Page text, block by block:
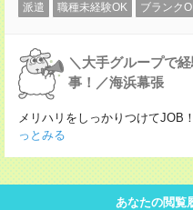
派遣 職種未経験OK ブランク
＼大手グループで
事！／海浜幕張
メリハリをしっかりつけてJOB
っとみる
あなたの閲覧